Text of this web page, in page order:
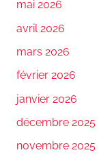
mai 2026
avril 2026
mars 2026
février 2026
janvier 2026
décembre 2025
novembre 2025